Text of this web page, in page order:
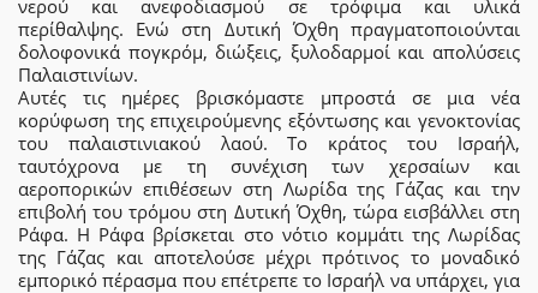
νερού και ανεφοδιασμού σε τρόφιμα και υλικά
περίθαλψης. Ενώ στη Δυτική Όχθη πραγματοποιούνται
δολοφονικά πογκρόμ, διώξεις, ξυλοδαρμοί και απολύσεις
Παλαιστινίων.
Αυτές τις ημέρες βρισκόμαστε μπροστά σε μια νέα
κορύφωση της επιχειρούμενης εξόντωσης και γενοκτονίας
του παλαιστινιακού λαού. Το κράτος του Ισραήλ,
ταυτόχρονα με τη συνέχιση των χερσαίων και
αεροπορικών επιθέσεων στη Λωρίδα της Γάζας και την
επιβολή του τρόμου στη Δυτική Όχθη, τώρα εισβάλλει στη
Ράφα. Η Ράφα βρίσκεται στο νότιο κομμάτι της Λωρίδας
της Γάζας και αποτελούσε μέχρι πρότινος το μοναδικό
εμπορικό πέρασμα που επέτρεπε το Ισραήλ να υπάρχει, για